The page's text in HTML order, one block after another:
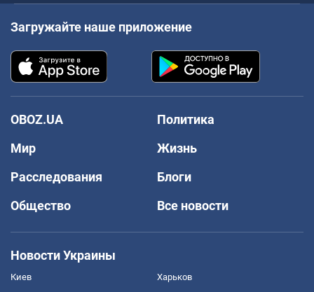
Загружайте наше приложение
OBOZ.UA
Политика
Мир
Жизнь
Расследования
Блоги
Общество
Все новости
Новости Украины
Киев Харьков